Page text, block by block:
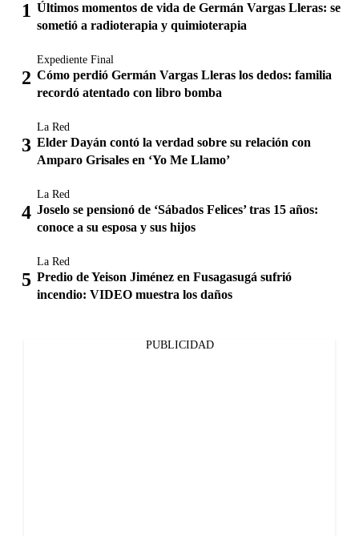
Últimos momentos de vida de Germán Vargas Lleras: se
sometió a radioterapia y quimioterapia
Expediente Final
Cómo perdió Germán Vargas Lleras los dedos: familia
recordó atentado con libro bomba
La Red
Elder Dayán contó la verdad sobre su relación con
Amparo Grisales en ‘Yo Me Llamo’
La Red
Joselo se pensionó de ‘Sábados Felices’ tras 15 años:
conoce a su esposa y sus hijos
La Red
Predio de Yeison Jiménez en Fusagasugá sufrió
incendio: VIDEO muestra los daños
PUBLICIDAD